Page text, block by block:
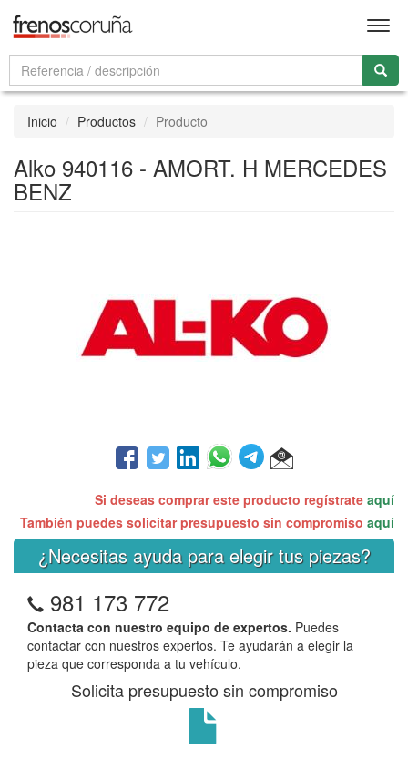
Inicio Productos Producto
Alko 940116 - AMORT. H MERCEDES
BENZ
Si deseas comprar este producto regístrate aquí
También puedes solicitar presupuesto sin compromiso aquí
¿Necesitas ayuda para elegir tus piezas?
981 173 772
Contacta con nuestro equipo de expertos. Puedes
contactar con nuestros expertos. Te ayudarán a elegir la
pieza que corresponda a tu vehículo.
Solicita presupuesto sin compromiso